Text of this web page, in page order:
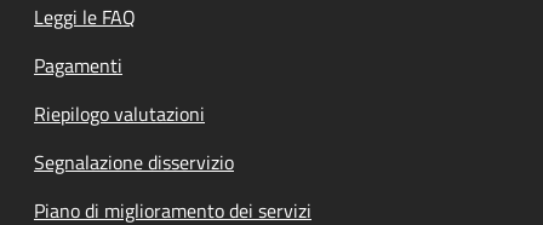
Leggi le FAQ
Pagamenti
Riepilogo valutazioni
Segnalazione disservizio
Piano di miglioramento dei servizi